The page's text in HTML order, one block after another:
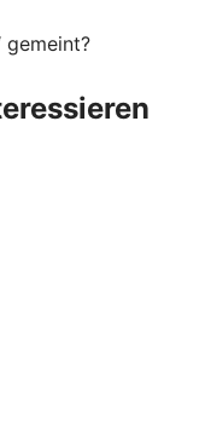
gemeint?